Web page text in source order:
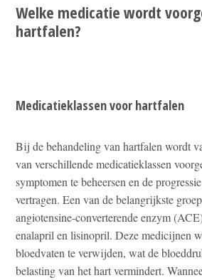
Welke medicatie wordt
hartfalen?
Medicatieklassen voor hartfalen
Bij de behandeling van hartfalen wordt
van verschillende medicatieklassen
symptomen te beheersen en de
vertragen. Een van de belangrijkste
angiotensine-converterende enzym
enalapril en lisinopril. Deze medicijnen
bloedvaten te verwijden, wat de
belasting van het hart vermindert.